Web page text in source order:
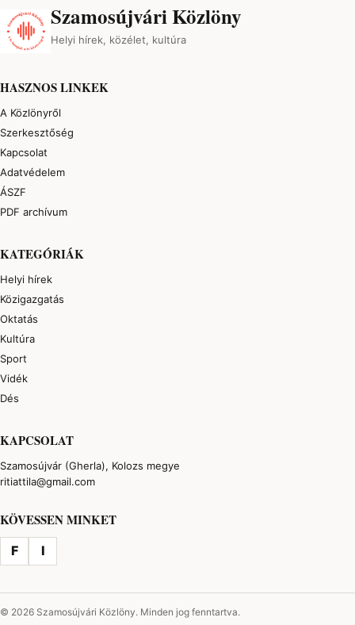
Szamosújvári Közlöny
Helyi hírek, közélet, kultúra
HASZNOS LINKEK
A Közlönyről
Szerkesztőség
Kapcsolat
Adatvédelem
ÁSZF
PDF archívum
KATEGÓRIÁK
Helyi hírek
Közigazgatás
Oktatás
Kultúra
Sport
Vidék
Dés
KAPCSOLAT
Szamosújvár (Gherla), Kolozs megye
ritiattila@gmail.com
KÖVESSEN MINKET
F I
© 2026 Szamosújvári Közlöny. Minden jog fenntartva.